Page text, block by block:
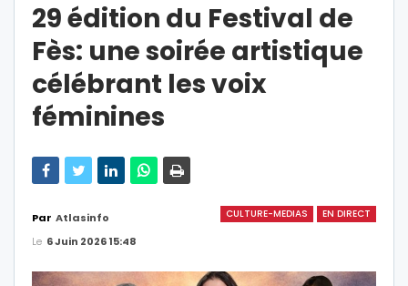
29 édition du Festival de
Fès: une soirée artistique
célébrant les voix
féminines
CULTURE-MEDIAS EN DIRECT
Par Atlasinfo
Le 6 Juin 2026 15:48